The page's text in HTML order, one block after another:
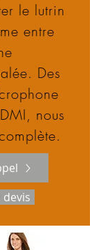
le lutrin
entre
Des
nous